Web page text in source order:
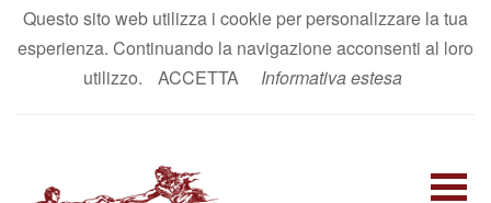
Questo sito web utilizza i cookie per personalizzare la tua
esperienza. Continuando la navigazione acconsenti al loro
utilizzo.
ACCETTA Informativa estesa
AREA RISERVATA